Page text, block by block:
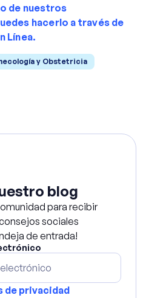
de nuestros
hacerlo a través de
Línea.
y Obstetricia
blog
para recibir
sociales
de entrada!
de privacidad